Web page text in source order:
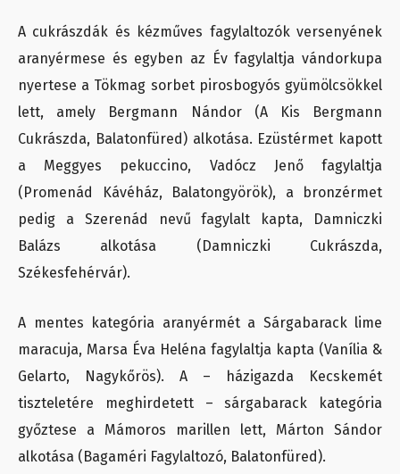
A cukrászdák és kézműves fagylaltozók versenyének
aranyérmese és egyben az Év fagylaltja vándorkupa
nyertese a Tökmag sorbet pirosbogyós gyümölcsökkel
lett, amely Bergmann Nándor (A Kis Bergmann
Cukrászda, Balatonfüred) alkotása. Ezüstérmet kapott
a Meggyes pekuccino, Vadócz Jenő fagylaltja
(Promenád Kávéház, Balatongyörök), a bronzérmet
pedig a Szerenád nevű fagylalt kapta, Damniczki
Balázs alkotása (Damniczki Cukrászda,
Székesfehérvár).
A mentes kategória aranyérmét a Sárgabarack lime
maracuja, Marsa Éva Heléna fagylaltja kapta (Vanília &
Gelarto, Nagykőrös). A – házigazda Kecskemét
tiszteletére meghirdetett – sárgabarack kategória
győztese a Mámoros marillen lett, Márton Sándor
alkotása (Bagaméri Fagylaltozó, Balatonfüred).